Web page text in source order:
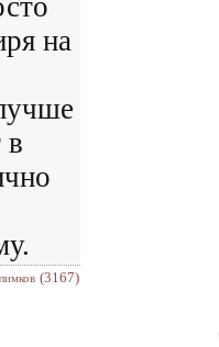
на
в
(3167)